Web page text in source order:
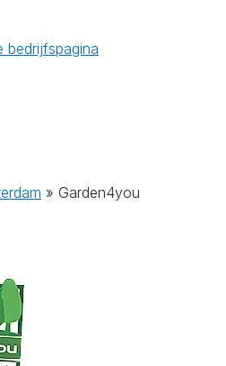
bedrijfspagina
» Garden4you